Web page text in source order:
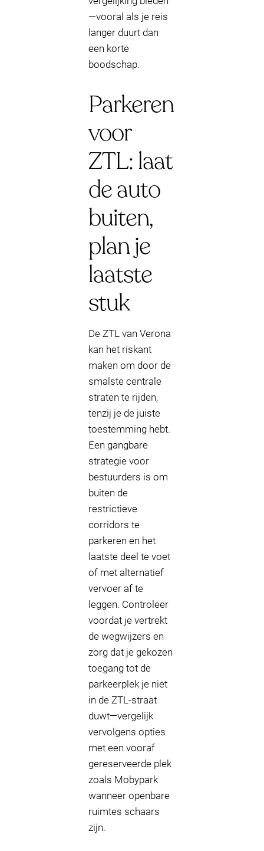
—vooral als je reis
langer duurt dan
een korte
boodschap.
Parkeren
voor
ZTL: laat
de auto
buiten,
plan je
laatste
stuk
De ZTL van Verona
kan het riskant
maken om door de
smalste centrale
straten te rijden,
tenzij je de juiste
toestemming hebt.
Een gangbare
strategie voor
bestuurders is om
buiten de
restrictieve
corridors te
parkeren en het
laatste deel te voet
of met alternatief
vervoer af te
leggen. Controleer
voordat je vertrekt
de wegwijzers en
zorg dat je gekozen
toegang tot de
parkeerplek je niet
in de ZTL-straat
duwt—vergelijk
vervolgens opties
met een vooraf
gereserveerde plek
zoals Mobypark
wanneer openbare
ruimtes schaars
zijn.